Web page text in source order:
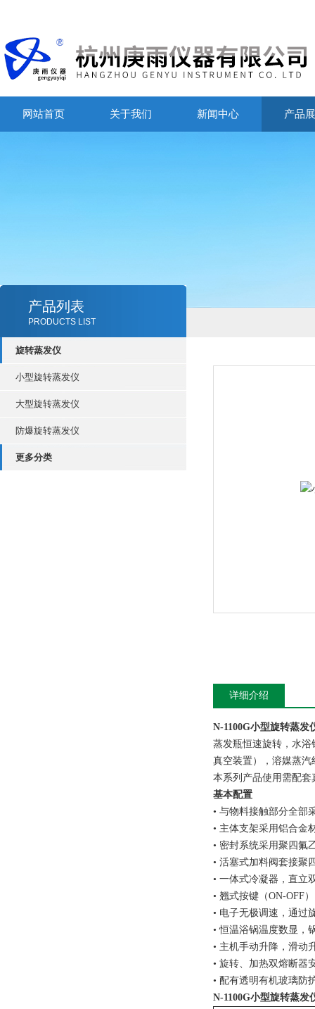
网站首页 关于我们 新闻中心 产品
产品列表
PRODUCTS LIST
旋转蒸发仪
小型旋转蒸发仪
大型旋转蒸发仪
防爆旋转蒸发仪
更多分类
详细介绍
N-1100G小型旋转蒸发
蒸发瓶恒速旋转，水
真空装置），溶媒蒸
本系列产品使用需配
基本配置
• 与物料接触部分全部
• 主体支架采用铝合金
• 密封系统采用聚四氟
• 活塞式加料阀套接聚
• 一体式冷凝器，直立
• 翘式按键（ON-OFF
• 电子无极调速，通过
• 恒温浴锅温度数显，
• 主机手动升降，滑动
• 旋转、加热双熔断器
• 配有透明有机玻璃防
N-1100G小型旋转蒸发